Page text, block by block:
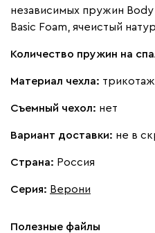
независимых пружин Body
Basic Foam, ячеистый
Количество пружин на
Материал чехла: трикотаж
Съемный чехол: нет
Вариант доставки: не в
Страна: Россия
Серия: Верони
Полезные файлы